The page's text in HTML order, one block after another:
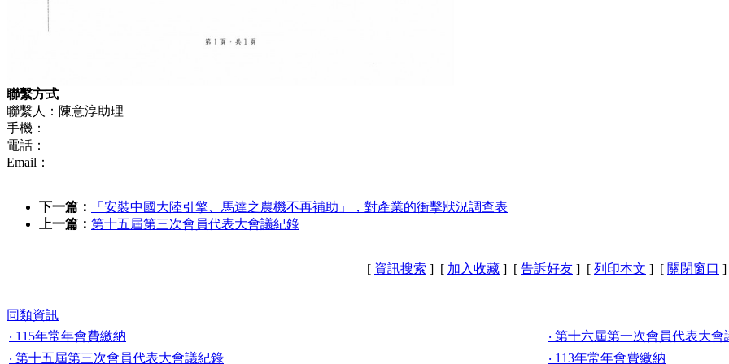
聯繫方式
聯繫人：陳意淳助理
手機：
電話：
Email：
下一篇：
「安裝中國大陸引擎、馬達之農機不再補助」，對產業的衝擊狀況調查表
上一篇： 第十五屆第三次會員代表大會議紀錄
[ 資訊搜索 ] [ 加入收藏 ] [ 告訴好友 ] [ 列印本文 ] [ 關閉窗口 ]
同類資訊
‧ 115年常年會費繳納
‧ 第十六屆第一次會員代表大會
‧ 第十五屆第三次會員代表大會議紀錄
‧ 113年常年會費繳納